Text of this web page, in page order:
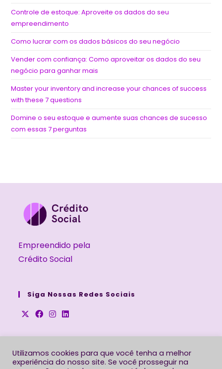
Controle de estoque: Aproveite os dados do seu
empreendimento
Como lucrar com os dados básicos do seu negócio
Vender com confiança: Como aproveitar os dados do seu
negócio para ganhar mais
Master your inventory and increase your chances of success
with these 7 questions
Domine o seu estoque e aumente suas chances de sucesso
com essas 7 perguntas
Empreendido pela
Crédito Social
Siga Nossas Redes Sociais
em
uma
nova
em
uma
nova
em
uma
nova
em
uma
nova
Política de Privacidade
Utilizamos cookies para que você tenha a melhor
experiência do nosso site. Se você prosseguir na